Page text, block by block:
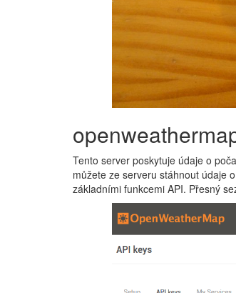
Tento server poskytuje údaje o
můžete ze serveru stáhnout údaje
základními funkcemi API. Přesný